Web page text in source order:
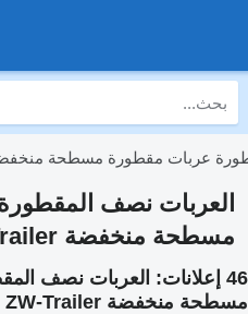
عربات مقطورة مسطحة
العربات نصف
مسطحة منخفضة ZW-Trailer
46 إعلانات:
العربات نصف
مسطحة منخفضة ZW-Trailer